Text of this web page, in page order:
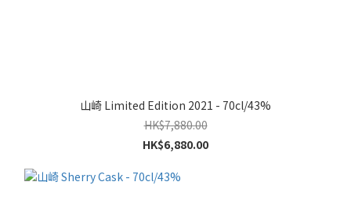
山崎 Limited Edition 2021 - 70cl/43%
HK$7,880.00
HK$6,880.00